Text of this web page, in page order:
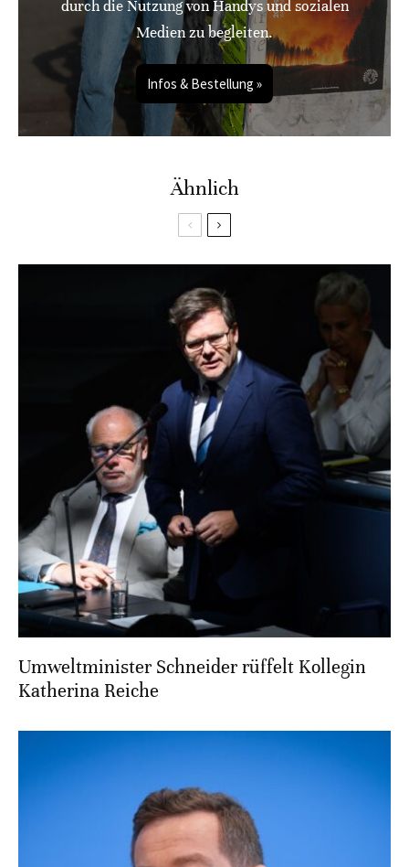
durch die Nutzung von Handys und sozialen
Medien zu begleiten.
Infos & Bestellung »
Ähnlich
Umweltminister Schneider rüffelt Kollegin
Katherina Reiche